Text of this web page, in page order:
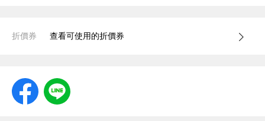
折價券 查看可使用的折價券